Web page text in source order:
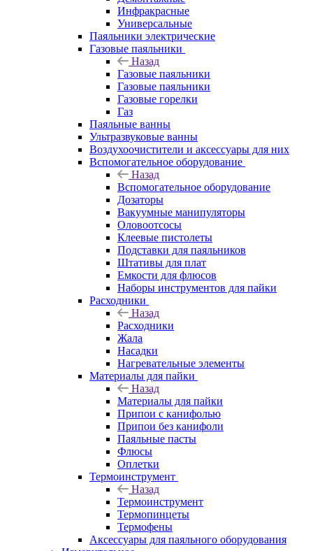
Инфракрасные
Универсальные
Паяльники электрические
Газовые паяльники
Назад
Газовые паяльники
Газовые паяльники
Газовые горелки
Газ
Паяльные ванны
Ультразвуковые ванны
Воздухоочистители и аксессуары для них
Вспомогательное оборудование
Назад
Вспомогательное оборудование
Дозаторы
Вакуумные манипуляторы
Оловоотсосы
Клеевые пистолеты
Подставки для паяльников
Штативы для плат
Емкости для флюсов
Наборы инструментов для пайки
Расходники
Назад
Расходники
Жала
Насадки
Нагревательные элементы
Материалы для пайки
Назад
Материалы для пайки
Припои с канифолью
Припои без канифоли
Паяльные пасты
Флюсы
Оплетки
Термоинструмент
Назад
Термоинструмент
Термопинцеты
Термофены
Аксессуары для паяльного оборудования